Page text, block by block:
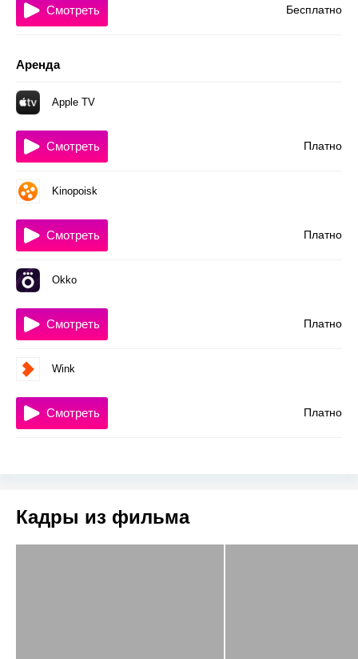
Бесплатно
Смотреть
Аренда
Apple TV
Платно
Смотреть
Kinopoisk
Платно
Смотреть
Okko
Платно
Смотреть
Wink
Платно
Смотреть
Кадры из фильма